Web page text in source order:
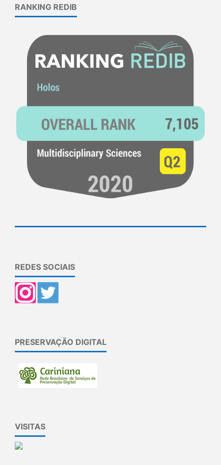
RANKING REDIB
REDES SOCIAIS
PRESERVAÇÃO DIGITAL
VISITAS